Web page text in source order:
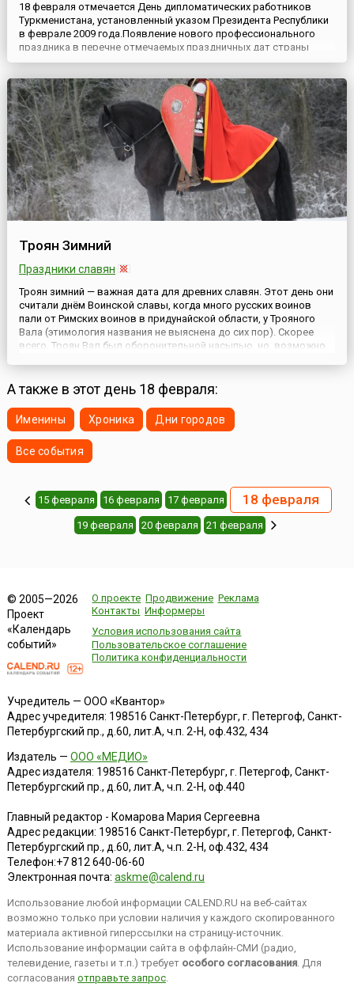
18 февраля отмечается День дипломатических работников
Туркменистана, установленный указом Президента Республики
в феврале 2009 года.Появление нового профессионального
праздника в перечне отмечаемых праздничных дат страны
было связано с необходимостью подчеркнуть вклад
продуктивных, взаимовыгодных с экономической,
политической и культурной ...
Троян Зимний
Праздники славян
Троян зимний — важная дата для древних славян. Этот день они
считали днём Воинской славы, когда много русских воинов
пали от Римских воинов в придунайской области, у Трояного
Вала (этимология названия не выяснена до сих пор). Скорее
всего, Троян Вал был оборонительной насыпью, но, возможно,
А также в этот день 18 февраля:
Именины Хроника Дни городов
Все события
15 февраля 16 февраля 17 февраля 18 февраля
19 февраля 20 февраля 21 февраля
© 2005—2026
Проект
«Календарь
событий»
О проекте Продвижение Реклама
Контакты Информеры
Условия использования сайта
Пользовательское соглашение
Политика конфиденциальности
Учредитель — ООО «Квантор»
Адрес учредителя: 198516 Санкт-Петербург, г. Петергоф, Санкт-
Петербургский пр., д.60, лит.А, ч.п. 2-Н, оф.432, 434
Издатель — ООО «МЕДИО»
Адрес издателя: 198516 Санкт-Петербург, г. Петергоф, Санкт-
Петербургский пр., д.60, лит.А, ч.п. 2-Н, оф.440
Главный редактор - Комарова Мария Сергеевна
Адрес редакции: 198516 Санкт-Петербург, г. Петергоф, Санкт-
Петербургский пр., д.60, лит.А, ч.п. 2-Н, оф.432, 434
Телефон:+7 812 640-06-60
Электронная почта: askme@calend.ru
Использование любой информации CALEND.RU на веб-сайтах
возможно только при условии наличия у каждого скопированного
материала активной гиперссылки на страницу-источник.
Использование информации сайта в оффлайн-СМИ (радио,
телевидение, газеты и т.п.) требует особого согласования. Для
согласования отправьте запрос.